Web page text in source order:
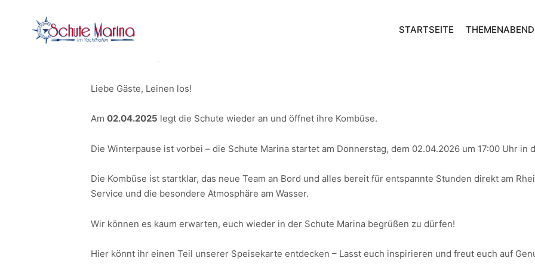
STARTSEITE
Liebe Gäste, Leinen los!
Am 02.04.2025 legt die Schute wieder an und öffnet ihre Kombüse.
Die Winterpause ist vorbei – die Schute Marina startet am Donnerstag, dem 02.04.2026 um 17:00 Uhr in
Die Kombüse ist startklar, das neue Team an Bord und alles bereit für entspannte Stunden direkt am
Service und die besondere Atmosphäre am Wasser.
Wir können es kaum erwarten, euch wieder in der Schute Marina begrüßen zu dürfen!
Hier könnt ihr einen Teil unserer Speisekarte entdecken – Lasst euch inspirieren und freut euch auf